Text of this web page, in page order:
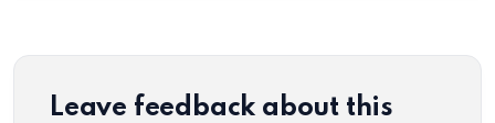
Leave feedback about this